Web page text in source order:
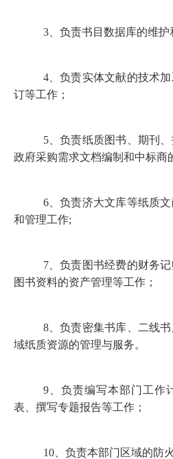
3、负责书目数据库的维护
4、负责实体文献的技术
订等工作；
5、负责纸质图书、期刊
政府采购需求文档编制和中标商
6、负责济大文库等纸质
和管理工作;
7、负责图书经费的财务
图书资料的资产管理等工作；
8、负责密集书库、二线
域纸质资源的管理与服务。
9、负责编写本部门工作
表、撰写专题报告等工作；
10、负责本部门区域的防